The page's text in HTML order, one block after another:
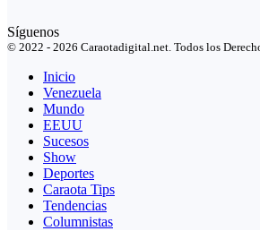
Síguenos
© 2022 - 2026 Caraotadigital.net. Todos los
Inicio
Venezuela
Mundo
EEUU
Sucesos
Show
Deportes
Caraota Tips
Tendencias
Columnistas